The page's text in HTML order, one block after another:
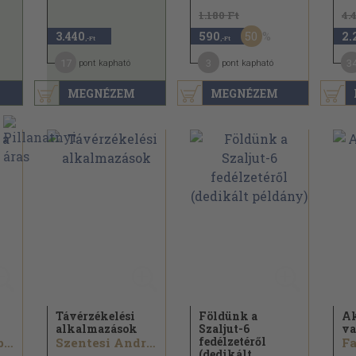
MEGNÉZEM
3.440 ,-Ft
pont kapható
MEGNÉZEM
1.180 Ft
590 ,-Ft 50
pont kapható
Őszy-Tóth Gábriel...
Távérzékelési
alkalmazások
Szentesi András...
Földünk a
Szaljut-6
fedélzetéről